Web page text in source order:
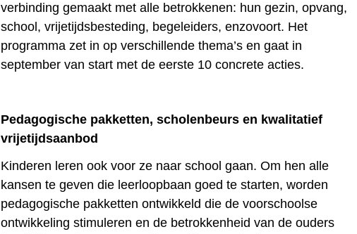
verbinding gemaakt met alle betrokkenen: hun gezin, opvang,
school, vrijetijdsbesteding, begeleiders, enzovoort. Het
programma zet in op verschillende thema’s en gaat in
september van start met de eerste 10 concrete acties.
Pedagogische pakketten, scholenbeurs en kwalitatief
vrijetijdsaanbod
Kinderen leren ook voor ze naar school gaan. Om hen alle
kansen te geven die leerloopbaan goed te starten, worden
pedagogische pakketten ontwikkeld die de voorschoolse
ontwikkeling stimuleren en de betrokkenheid van de ouders